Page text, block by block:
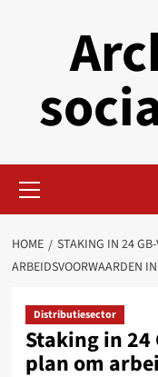
Menu
HOME
STAKING IN 24
ARBEIDSVOORWAARDEN
Distributiesector
Staking in
plan om